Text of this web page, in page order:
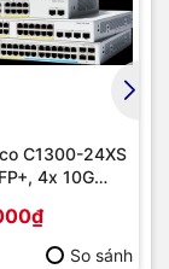
C1300-24XS
4x 10G
hãng
So sánh